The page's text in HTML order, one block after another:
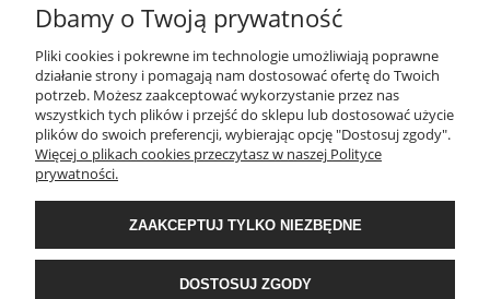
MOJE KONTO
PŁATNOŚCI I DOSTAWA
KONTAKT
Wyposażenie łazienek Łazienki.eco | Pawła 23, 41-708 Ruda Śląska | E-mail:
sklep@lazienki.eco | Tel.: 600 012 164 lub 600 012 159 | TGS Przemysław
Stoń | NIP: 6312213594 | REGON: 276403698
Dbamy o Twoją prywatność
Pliki cookies i pokrewne im technologie umożliwiają poprawne
działanie strony i pomagają nam dostosować ofertę do Twoich
potrzeb. Możesz zaakceptować wykorzystanie przez nas
wszystkich tych plików i przejść do sklepu lub dostosować użycie
plików do swoich preferencji, wybierając opcję "Dostosuj zgody".
Więcej o plikach cookies przeczytasz w naszej Polityce
prywatności.
ZAAKCEPTUJ TYLKO NIEZBĘDNE
DOSTOSUJ ZGODY